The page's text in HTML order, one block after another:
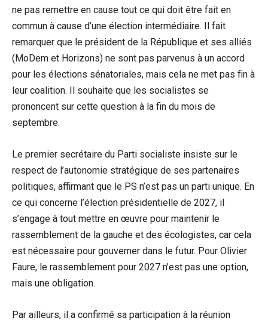
ne pas remettre en cause tout ce qui doit être fait en
commun à cause d’une élection intermédiaire. Il fait
remarquer que le président de la République et ses alliés
(MoDem et Horizons) ne sont pas parvenus à un accord
pour les élections sénatoriales, mais cela ne met pas fin à
leur coalition. Il souhaite que les socialistes se
prononcent sur cette question à la fin du mois de
septembre.
Le premier secrétaire du Parti socialiste insiste sur le
respect de l’autonomie stratégique de ses partenaires
politiques, affirmant que le PS n’est pas un parti unique. En
ce qui concerne l’élection présidentielle de 2027, il
s’engage à tout mettre en œuvre pour maintenir le
rassemblement de la gauche et des écologistes, car cela
est nécessaire pour gouverner dans le futur. Pour Olivier
Faure, le rassemblement pour 2027 n’est pas une option,
mais une obligation.
Par ailleurs, il a confirmé sa participation à la réunion